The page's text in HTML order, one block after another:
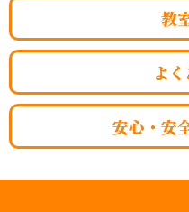
教
よ
安心・安